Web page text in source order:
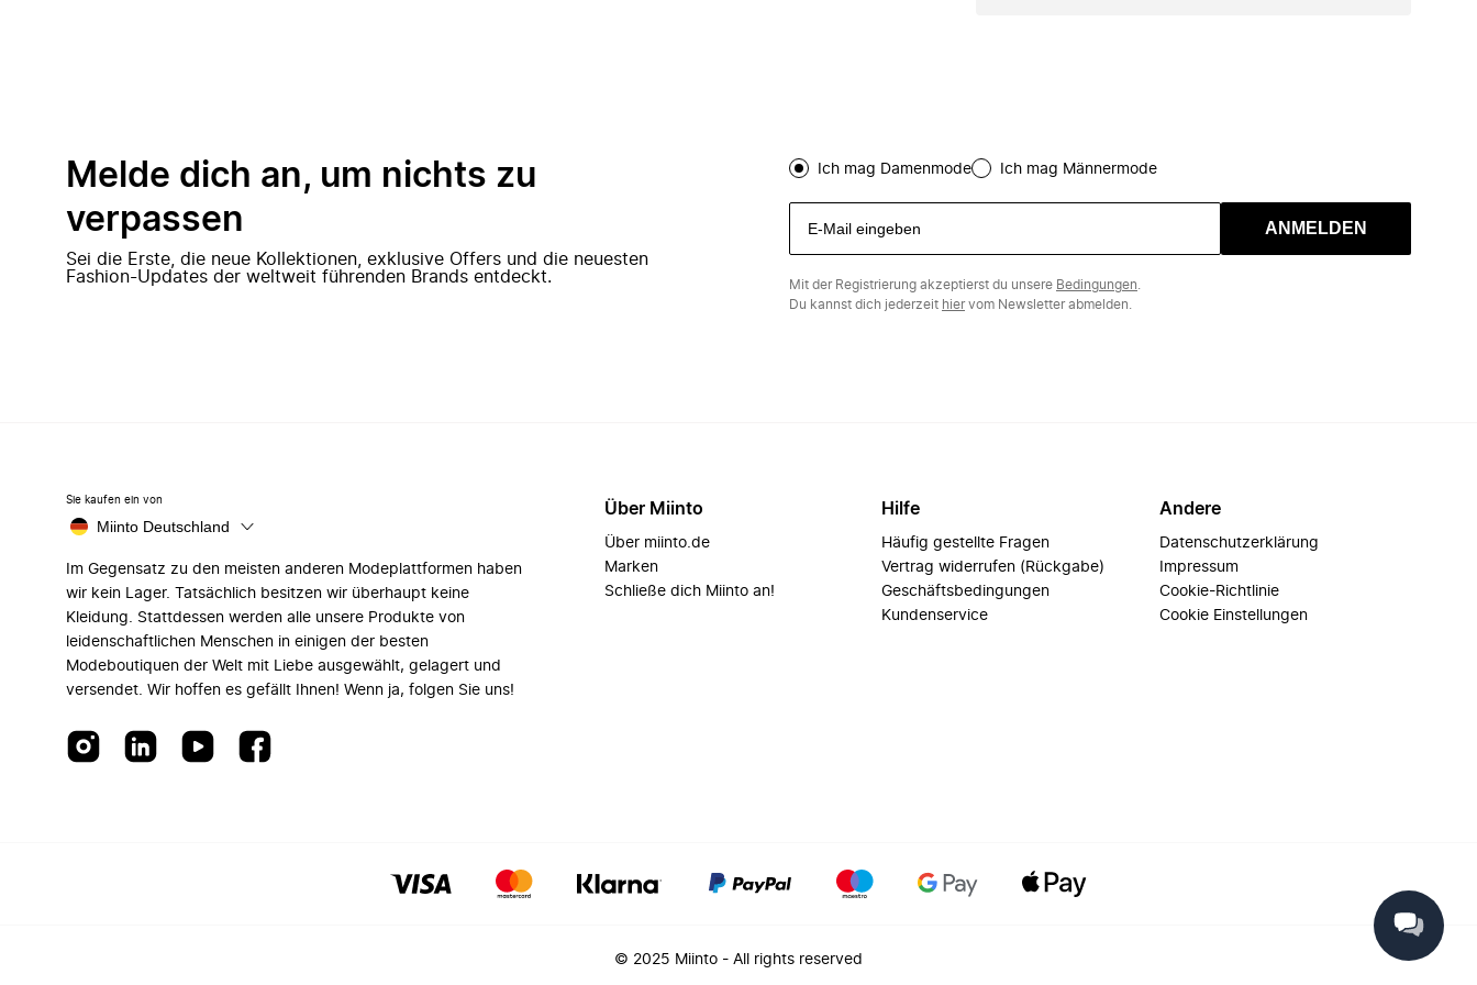
Melde dich an, um nichts zu
verpassen
Sei die Erste, die neue Kollektionen, exklusive Offers und die neuesten
Fashion-Updates der weltweit führenden Brands entdeckt.
Ich mag Damenmode Ich mag Männermode
ANMELDEN
Mit der Registrierung akzeptierst du unsere Bedingungen
Du kannst dich jederzeit hiervom Newsletter abmelden.
Sie kaufen ein von
Miinto Deutschland
Im Gegensatz zu den meisten anderen Modeplattformen haben
wir kein Lager. Tatsächlich besitzen wir überhaupt keine
Kleidung. Stattdessen werden alle unsere Produkte von
leidenschaftlichen Menschen in einigen der besten
Modeboutiquen der Welt mit Liebe ausgewählt, gelagert und
versendet. Wir hoffen es gefällt Ihnen! Wenn ja, folgen Sie uns!
Über Miinto
Über miinto.de
Marken
Schließe dich Miinto an!
Hilfe
Häufig gestellte Fragen
Vertrag widerrufen (Rückgabe)
Geschäftsbedingungen
Kundenservice
Andere
Datenschutzerklärung
Impressum
Cookie-Richtlinie
Cookie Einstellungen
© 2025 Miinto - All rights reserved